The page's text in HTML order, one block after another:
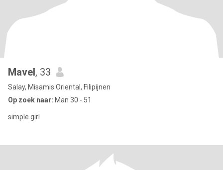
Mavel, 33
Salay, Misamis Oriental, Filipijnen
Op zoek naar: Man 30 - 51
simple girl